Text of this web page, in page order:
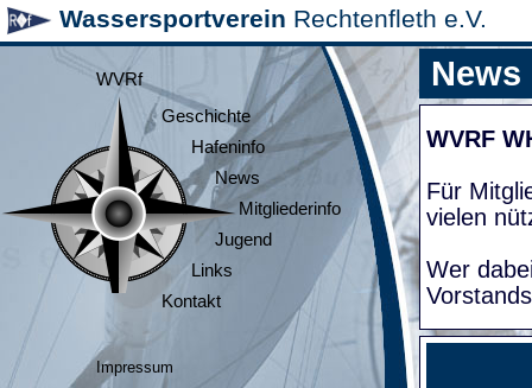
Wassersportverein Rechtenfleth e.V.
WVRf
Geschichte
Hafeninfo
News
Mitgliederinfo
Jugend
Links
Kontakt
Impressum
News
WVRF
Für
vielen
Wer